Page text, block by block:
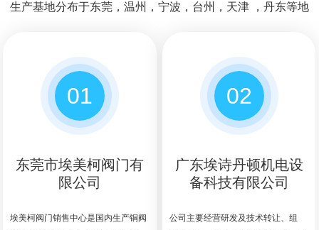
生产基地分布于东莞，温州，宁波，台州，天津 ，丹东等地
01
东莞市埃美柯阀门有
限公司
埃美柯阀门销售中心是国内生产铜阀
02
广东埃诗丹顿机电设
备科技有限公司
公司主要经营研发及技术转让、组